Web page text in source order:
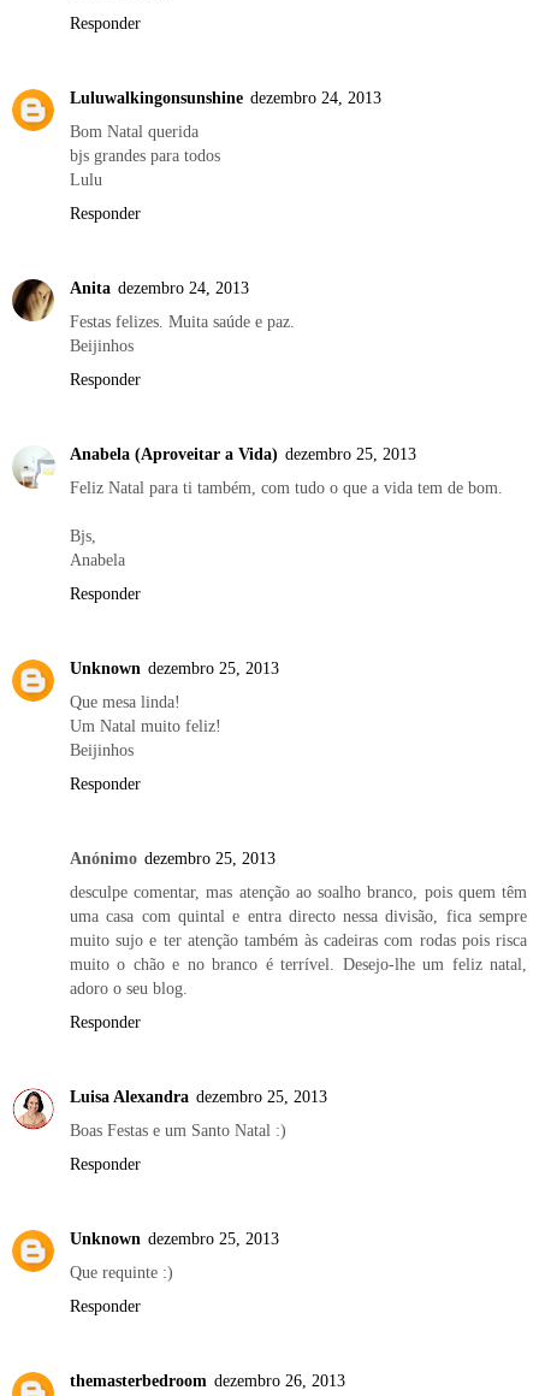
Responder
Luluwalkingonsunshine dezembro 24, 2013
Bom Natal querida
bjs grandes para todos
Lulu
Responder
Anita dezembro 24, 2013
Festas felizes. Muita saúde e paz.
Beijinhos
Responder
Anabela (Aproveitar a Vida) dezembro 25, 2013
Feliz Natal para ti também, com tudo o que a vida tem de bom.
Bjs,
Anabela
Responder
Unknown dezembro 25, 2013
Que mesa linda!
Um Natal muito feliz!
Beijinhos
Responder
Anónimo dezembro 25, 2013
desculpe comentar, mas atenção ao soalho branco, pois quem têm
uma casa com quintal e entra directo nessa divisão, fica sempre
muito sujo e ter atenção também às cadeiras com rodas pois risca
muito o chão e no branco é terrível. Desejo-lhe um feliz natal,
adoro o seu blog.
Responder
Luisa Alexandra dezembro 25, 2013
Boas Festas e um Santo Natal :)
Responder
Unknown dezembro 25, 2013
Que requinte :)
Responder
themasterbedroom dezembro 26, 2013